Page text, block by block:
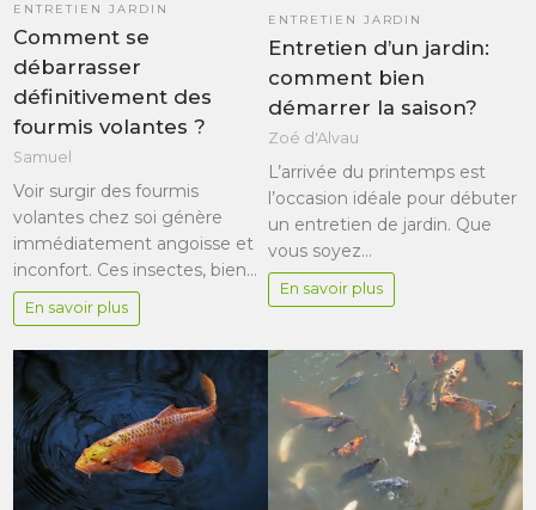
ENTRETIEN JARDIN
Comment se
débarrasser
définitivement des
fourmis volantes ?
Samuel
Voir surgir des fourmis
volantes chez soi génère
immédiatement angoisse et
inconfort. Ces insectes, bien…
En savoir plus
ENTRETIEN JARDIN
Entretien d’un jardin:
comment bien
démarrer la saison?
Zoé d'Alvau
L’arrivée du printemps est
l’occasion idéale pour débuter
un entretien de jardin. Que
vous soyez…
En savoir plus